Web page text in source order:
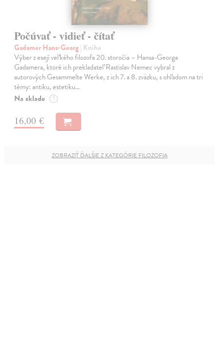
Počúvať - vidieť - čítať
Gadamer Hans-Georg| Kniha
Výber z esejí veľkého filozofa 20. storočia – Hansa-Georga
Gadamera, ktoré ich prekladateľ Rastislav Nemec vybral z
autorových Gesammelte Werke, z ich 7. a 8. zväzku, s ohľadom na tri
témy: antiku, estetiku…
Na sklade ?
16,00 €
ZOBRAZIŤ ĎALŠIE Z KATEGÓRIE FILOZOFIA